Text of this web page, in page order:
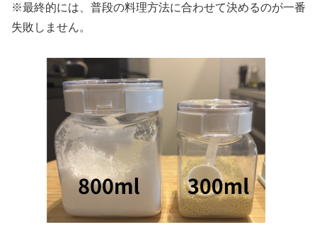
※最終的には、普段の料理方法に合わせて決めるのが一番
失敗しません。